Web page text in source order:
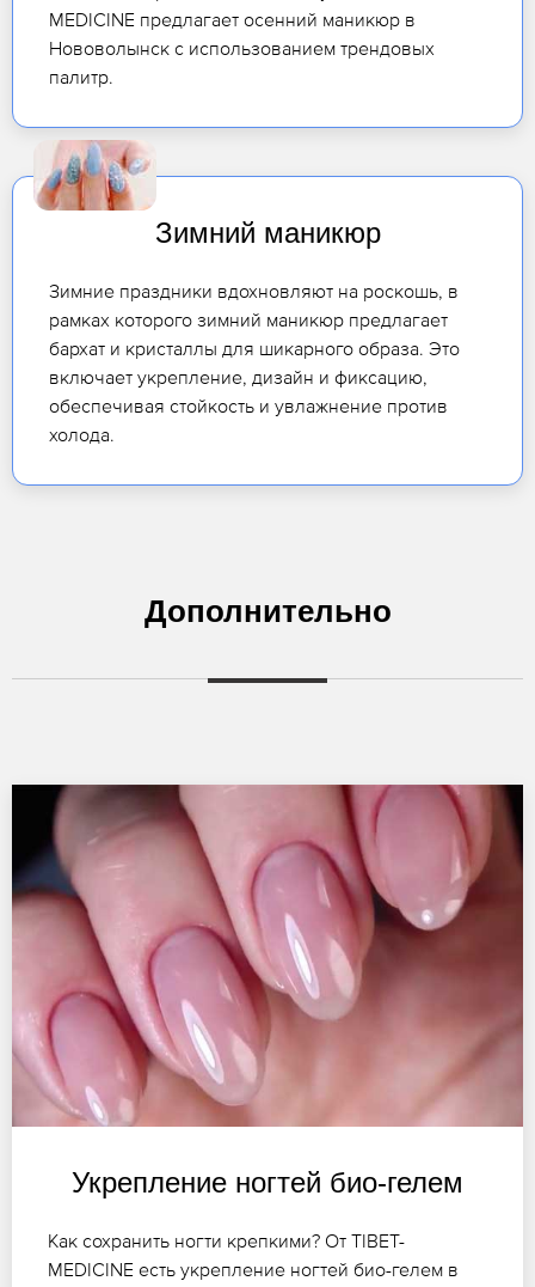
MEDICINE предлагает осенний маникюр в
Нововолынск с использованием трендовых
палитр.
Зимний маникюр
Зимние праздники вдохновляют на роскошь, в
рамках которого зимний маникюр предлагает
бархат и кристаллы для шикарного образа. Это
включает укрепление, дизайн и фиксацию,
обеспечивая стойкость и увлажнение против
холода.
Дополнительно
Укрепление ногтей био-гелем
Как сохранить ногти крепкими? От TIBET-
MEDICINE есть укрепление ногтей био-гелем в